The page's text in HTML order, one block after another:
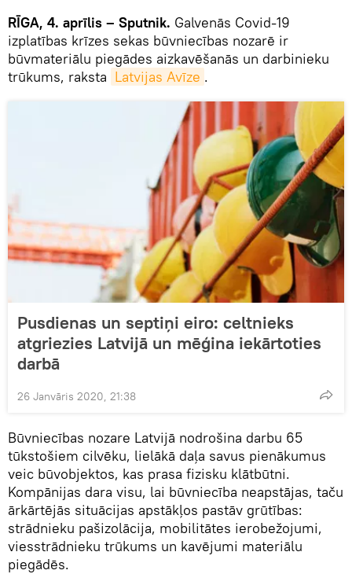
RĪGA, 4. aprīlis – Sputnik. Galvenās Covid-19
izplatības krīzes sekas būvniecības nozarē ir
būvmateriālu piegādes aizkavēšanās un darbinieku
trūkums, raksta Latvijas Avīze .
Pusdienas un septiņi eiro: celtnieks
atgriezies Latvijā un mēģina iekārtoties
darbā
26 Janvāris 2020, 21:38
Būvniecības nozare Latvijā nodrošina darbu 65
tūkstošiem cilvēku, lielākā daļa savus pienākumus
veic būvobjektos, kas prasa fizisku klātbūtni.
Kompānijas dara visu, lai būvniecība neapstājas, taču
ārkārtējās situācijas apstākļos pastāv grūtības:
strādnieku pašizolācija, mobilitātes ierobežojumi,
viesstrādnieku trūkums un kavējumi materiālu
piegādēs.